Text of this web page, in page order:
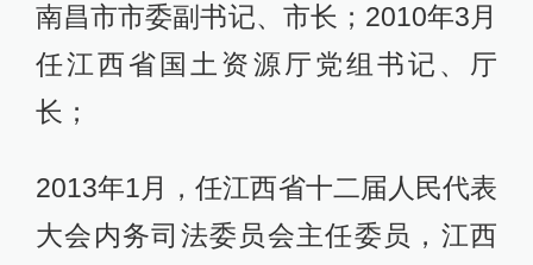
南昌市市委副书记、市长；2010年3月
任江西省国土资源厅党组书记、厅
长；
2013年1月，任江西省十二届人民代表
大会内务司法委员会主任委员，江西